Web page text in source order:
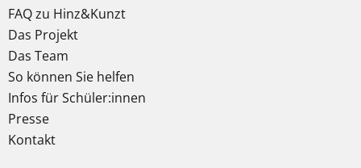
FAQ zu Hinz&Kunzt
Das Projekt
Das Team
So können Sie helfen
Infos für Schüler:innen
Presse
Kontakt